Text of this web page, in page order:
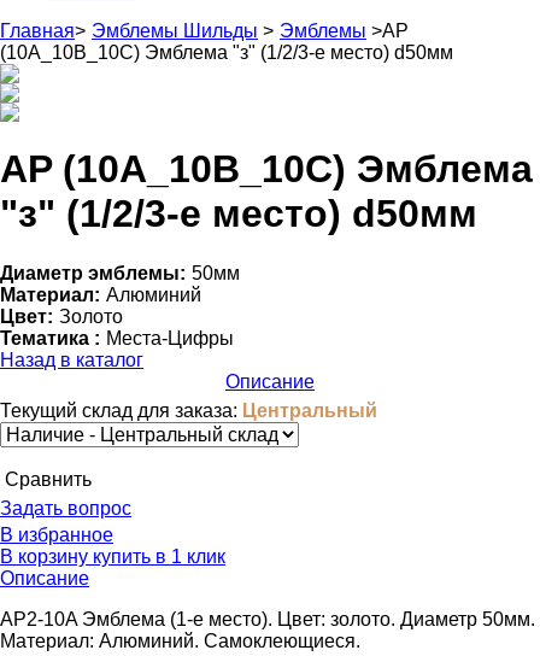
Главная> Эмблемы Шильды > Эмблемы >АP
(10A_10B_10C) Эмблема "з" (1/2/3-е место) d50мм
АP (10A_10B_10C) Эмблема
"з" (1/2/3-е место) d50мм
Диаметр эмблемы: 50мм
Материал: Алюминий
Цвет: Золото
Тематика : Места-Цифры
Назад в каталог
Описание
Текущий склад для заказа: Центральный
Cравнить
Задать вопрос
В избранное
В корзину купить в 1 клик
Описание
AP2-10A Эмблема (1-е место). Цвет: золото. Диаметр 50мм.
Материал: Алюминий. Самоклеющиеся.